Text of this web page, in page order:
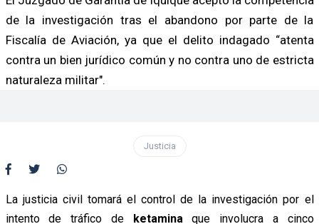
de la investigación tras el abandono por parte de la
Fiscalía de Aviación, ya que el delito indagado “atenta
contra un bien jurídico común y no contra uno de estricta
naturaleza militar".
Justicia
La justicia civil tomará el control de la investigación por el
intento de tráfico deketamina que involucra a cinco